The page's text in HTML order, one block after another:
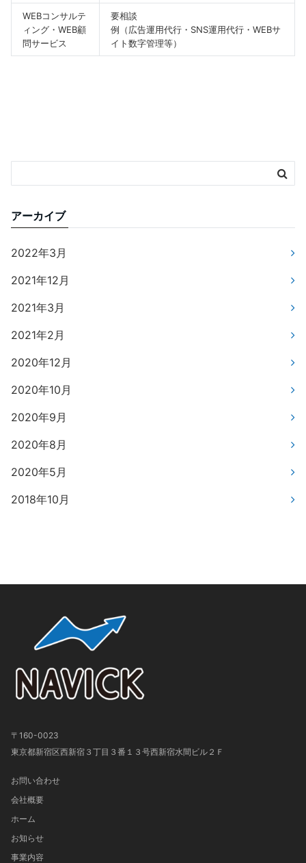
WEBコンサルテ
ィング・WEB顧
問サービス
要相談
例（広告運用代行・SNS運用代行・WEBサ
イト数字管理等）
アーカイブ
2022年3月
2021年12月
2021年3月
2021年2月
2020年12月
2020年10月
2020年9月
2020年8月
2020年5月
2018年10月
〒160-0023
東京都新宿区西新宿３丁目３番１３号西新宿水間ビル２Ｆ
お問い合わせ
会社概要
ホーム
お知らせ
事業内容